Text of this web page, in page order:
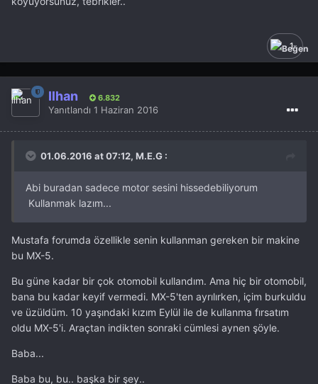
1
İlhan 6.832
Yanıtlandı 1 Haziran 2016
01.06.2016 at 07:12, M.E.G :
Abi buradan sadece motor sesini hissedebiliyorum
Kullanmak lazım...
Mustafa forumda özellikle senin kullanman gereken bir makine
bu MX-5.
Bu güne kadar bir çok otomobil kullandım. Ama hiç bir otomobil,
bana bu kadar keyif vermedi. MX-5'ten ayrılırken, içim burkuldu
ve üzüldüm. 10 yaşındaki kızım Eylül ile de kullanma fırsatım
oldu MX-5'i. Araçtan indikten sonraki cümlesi aynen şöyle.
Baba...
Baba bu, bu.. başka bir şey..